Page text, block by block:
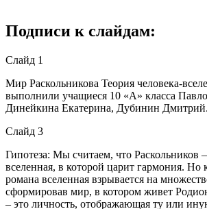
Подписи к слайдам:
Слайд 1
Мир Раскольникова Теория человека-
выполнили учащиеся 10 «А» класса
Динейкина Екатерина, Дубинин Дмитрий.
Слайд 3
Гипотеза: Мы считаем, что Раскольников
вселенная, в которой царит гармония. Но
романа вселенная взрывается на
сформировав мир, в котором живет
– это личность, отображающая ту или